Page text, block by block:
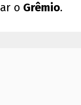
o Grêmio.